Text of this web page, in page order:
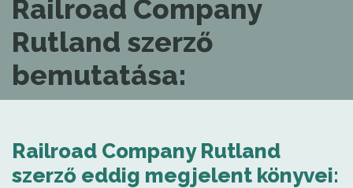
Railroad Company
Rutland szerző
bemutatása:
Railroad Company Rutland
szerző eddig megjelent könyvei: